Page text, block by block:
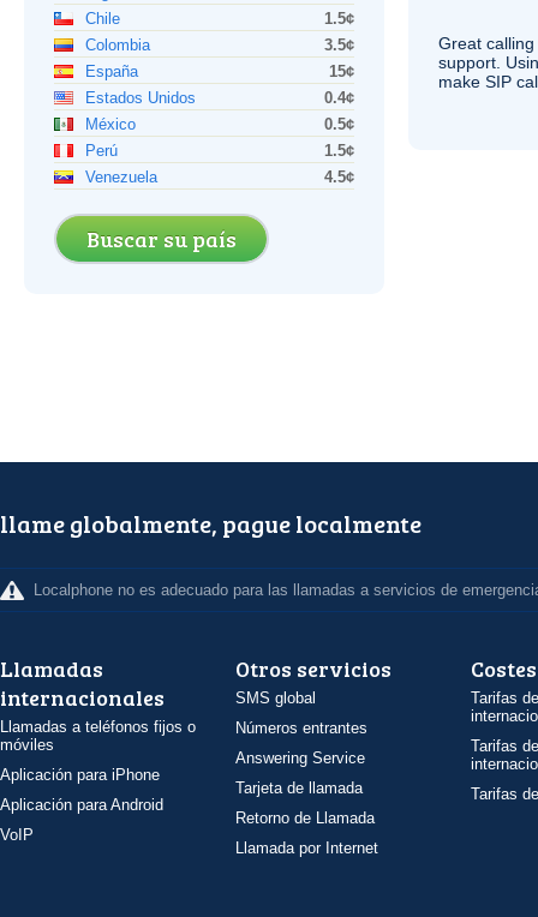
Chile
1.5¢
Colombia
3.5¢
España
15¢
Estados Unidos
0.4¢
México
0.5¢
Perú
1.5¢
Venezuela
4.5¢
Buscar su país
Great
support.
make SIP
llame globalmente, pague localmente
Localphone no es adecuado para las llamadas a servicios de
Llamadas
internacionales
Llamadas a teléfonos fijos o
móviles
Aplicación para iPhone
Aplicación para Android
VoIP
Otros servicios
SMS global
Números entrantes
Answering Service
Tarjeta de llamada
Retorno de Llamada
Llamada por Internet
Costes
Tarifas
Tarifas
Tarifas